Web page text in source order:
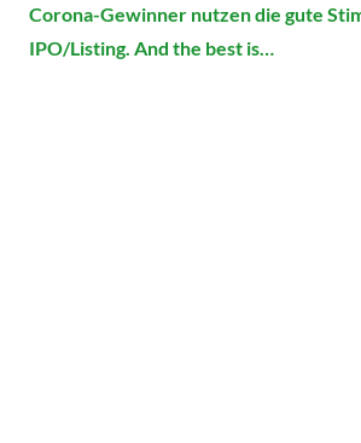
Corona-Gewinner nutzen die gute
IPO/Listing. And the best is…